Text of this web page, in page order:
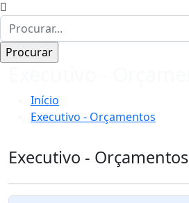
Início
Executivo - Orçamentos
Executivo - Orçamentos